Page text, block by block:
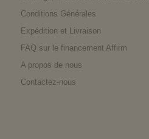
Conditions Générales
Expédition et Livraison
FAQ sur le financement Affirm
A propos de nous
Contactez-nous